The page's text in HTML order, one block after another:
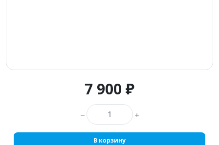
7 900 ₽
Количество товара
В корзину